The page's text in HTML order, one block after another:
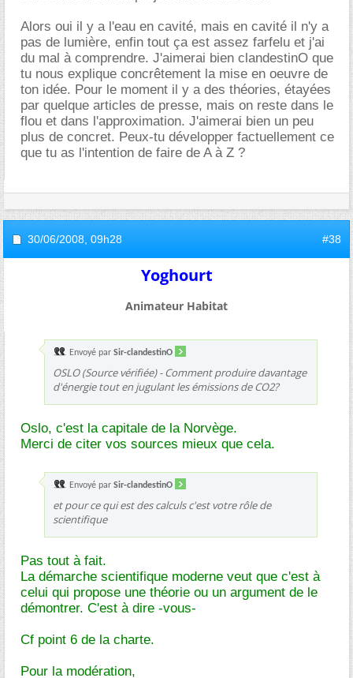
Alors oui il y a l'eau en cavité, mais en cavité il n'y a
pas de lumière, enfin tout ça est assez farfelu et j'ai
du mal à comprendre. J'aimerai bien clandestinO que
tu nous explique concrêtement la mise en oeuvre de
ton idée. Pour le moment il y a des théories, étayées
par quelque articles de presse, mais on reste dans le
flou et dans l'approximation. J'aimerai bien un peu
plus de concret. Peux-tu développer factuellement ce
que tu as l'intention de faire de A à Z ?
30/06/2008, 09h28 #38
Yoghourt
Animateur Habitat
Envoyé par Sir-clandestinO
OSLO (Source vérifiée) - Comment produire davantage
d'énergie tout en jugulant les émissions de CO2?
Oslo, c'est la capitale de la Norvège.
Merci de citer vos sources mieux que cela.
Envoyé par Sir-clandestinO
et pour ce qui est des calculs c'est votre rôle de
scientifique
Pas tout à fait.
La démarche scientifique moderne veut que c'est à
celui qui propose une théorie ou un argument de le
démontrer. C'est à dire -vous-
Cf point 6 de la charte.
Pour la modération,